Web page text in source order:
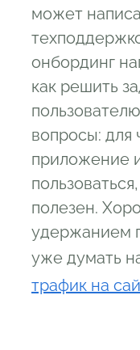
может
онбординг
как решить
вопросы: для
приложение
полезен.
удержанием
уже думать
трафик на